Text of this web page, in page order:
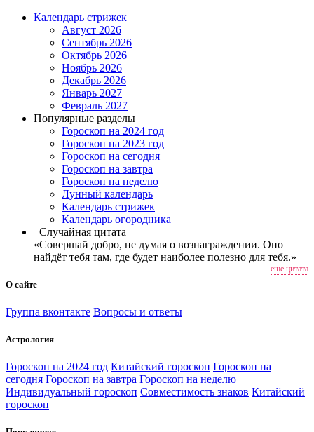
Календарь стрижек
Август 2026
Сентябрь 2026
Октябрь 2026
Ноябрь 2026
Декабрь 2026
Январь 2027
Февраль 2027
Популярные разделы
Гороскоп на 2024 год
Гороскоп на 2023 год
Гороскоп на сегодня
Гороскоп на завтра
Гороскоп на неделю
Лунный календарь
Календарь стрижек
Календарь огородника
Случайная цитата
«Совершай добро, не думая о вознаграждении. Оно
найдёт тебя там, где будет наиболее полезно для тебя.»
еще цитата
О сайте
Группа вконтакте Вопросы и ответы
Астрология
Гороскоп на 2024 год Китайский гороскоп Гороскоп на
сегодня Гороскоп на завтра Гороскоп на неделю
Индивидуальный гороскоп Совместимость знаков Китайский
гороскоп